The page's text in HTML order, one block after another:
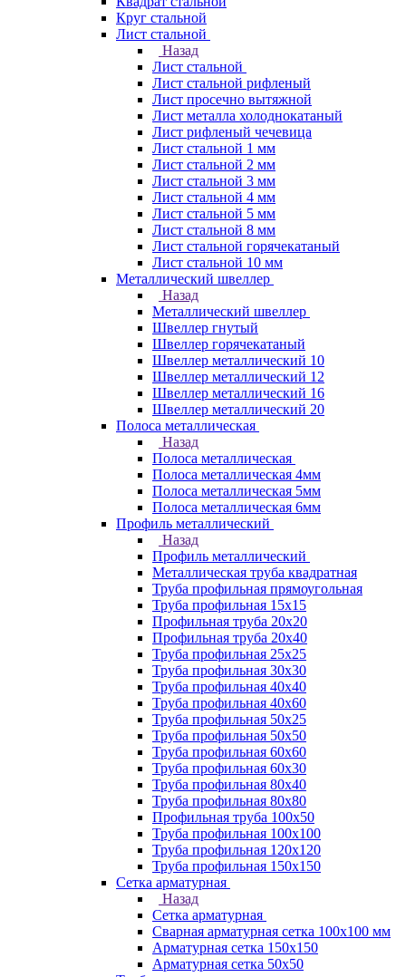
Круг стальной
Лист стальной
Назад
Лист стальной
Лист стальной рифленый
Лист просечно вытяжной
Лист металла холоднокатаный
Лист рифленый чечевица
Лист стальной 1 мм
Лист стальной 2 мм
Лист стальной 3 мм
Лист стальной 4 мм
Лист стальной 5 мм
Лист стальной 8 мм
Лист стальной горячекатаный
Лист стальной 10 мм
Металлический швеллер
Назад
Металлический швеллер
Швеллер гнутый
Швеллер горячекатаный
Швеллер металлический 10
Швеллер металлический 12
Швеллер металлический 16
Швеллер металлический 20
Полоса металлическая
Назад
Полоса металлическая
Полоса металлическая 4мм
Полоса металлическая 5мм
Полоса металлическая 6мм
Профиль металлический
Назад
Профиль металлический
Металлическая труба квадратная
Труба профильная прямоугольная
Труба профильная 15х15
Профильная труба 20х20
Профильная труба 20х40
Труба профильная 25х25
Труба профильная 30x30
Труба профильная 40х40
Труба профильная 40х60
Труба профильная 50х25
Труба профильная 50х50
Труба профильная 60x60
Труба профильная 60х30
Труба профильная 80х40
Труба профильная 80х80
Профильная труба 100х50
Труба профильная 100х100
Труба профильная 120х120
Труба профильная 150х150
Сетка арматурная
Назад
Сетка арматурная
Сварная арматурная сетка 100х100 мм
Арматурная сетка 150х150
Арматурная сетка 50х50